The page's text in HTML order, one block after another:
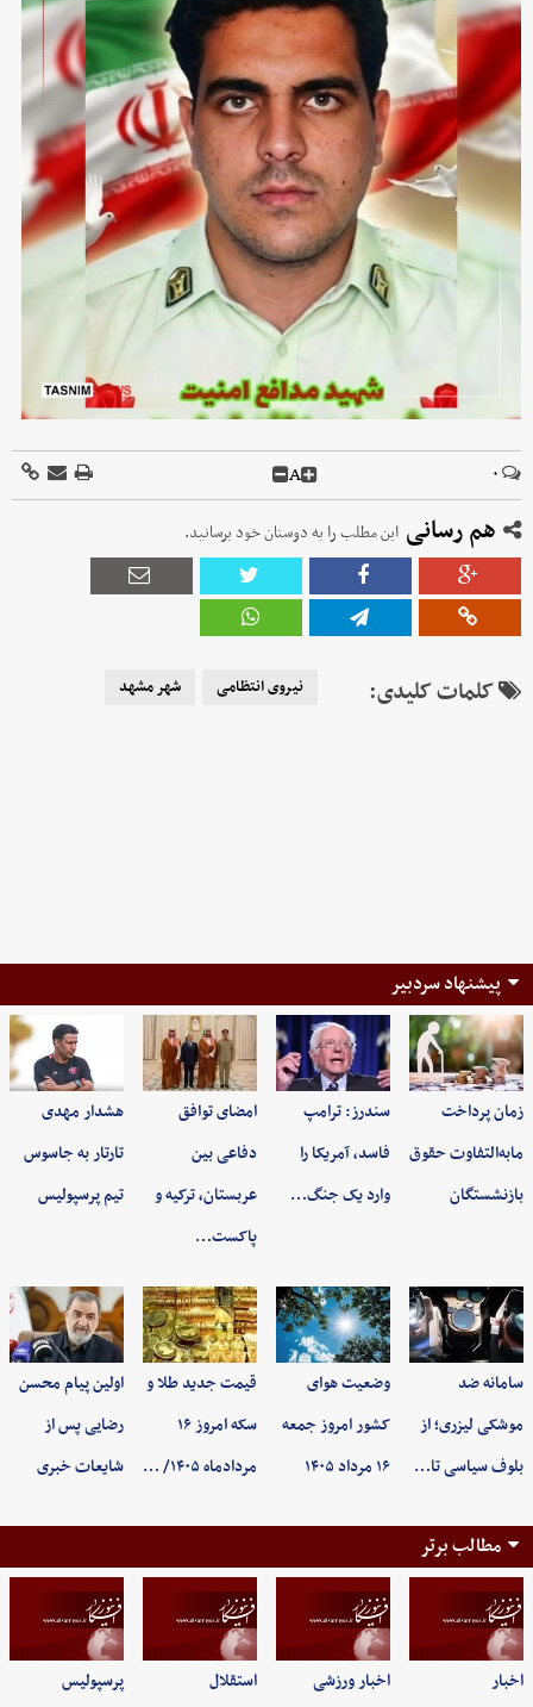
۰ A
هم رسانی این مطلب را به دوستان خود برسانید.
کلمات کلیدی: نیروی انتظامی شهر مشهد
پیشنهاد سردبیر
زمان پرداخت
مابه‌التفاوت حقوق
بازنشستگان
سندرز: ترامپ
فاسد، آمریکا را
وارد یک جنگ…
امضای توافق
دفاعی بین
عربستان، ترکیه و
پاکست…
هشدار مهدی
تارتار به جاسوس
تیم پرسپولیس
سامانه ضد
موشکی لیزری؛ از
بلوف سیاسی تا…
وضعیت هوای
کشور امروز جمعه
۱۶ مرداد ۱۴۰۵
قیمت جدید طلا و
سکه امروز ۱۶
مردادماه ۱۴۰۵/ …
اولین پیام محسن
رضایی پس از
شایعات خبری
مطالب برتر
اخبار اخبار ورزشی استقلال پرسپولیس